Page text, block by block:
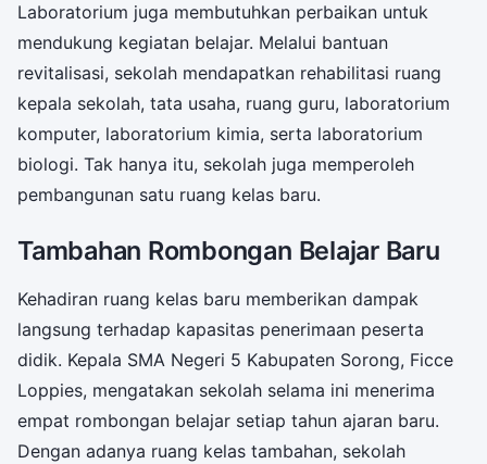
Laboratorium juga membutuhkan perbaikan untuk
mendukung kegiatan belajar. Melalui bantuan
revitalisasi, sekolah mendapatkan rehabilitasi ruang
kepala sekolah, tata usaha, ruang guru, laboratorium
komputer, laboratorium kimia, serta laboratorium
biologi. Tak hanya itu, sekolah juga memperoleh
pembangunan satu ruang kelas baru.
Tambahan Rombongan Belajar Baru
Kehadiran ruang kelas baru memberikan dampak
langsung terhadap kapasitas penerimaan peserta
didik. Kepala SMA Negeri 5 Kabupaten Sorong, Ficce
Loppies, mengatakan sekolah selama ini menerima
empat rombongan belajar setiap tahun ajaran baru.
Dengan adanya ruang kelas tambahan, sekolah